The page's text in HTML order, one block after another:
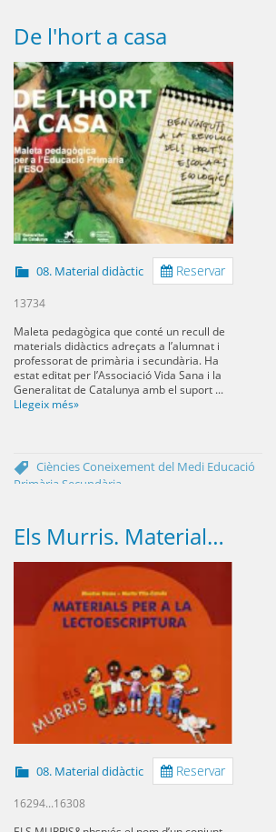
De l'hort a casa
Reservar
08. Material didàctic
13734
Maleta pedagògica que conté un recull de
materials didàctics adreçats a l’alumnat i
professorat de primària i secundària. Ha
estat editat per l’Associació Vida Sana i la
Generalitat de Catalunya amb el suport ...
Llegeix més»
CiènciesConeixement del Medi Educació
Primària Secundària
Els Murris. Materials per a la lectoescriptura.
Reservar
08. Material didàctic
16294...16308